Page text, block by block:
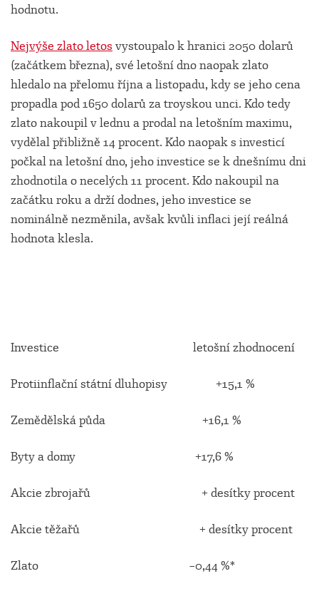
hodnotu.
Nejvýše zlato letos vystoupalo k hranici 2050 dolarů
(začátkem března), své letošní dno naopak zlato
hledalo na přelomu října a listopadu, kdy se jeho cena
propadla pod 1650 dolarů za troyskou unci. Kdo tedy
zlato nakoupil v lednu a prodal na letošním maximu,
vydělal přibližně 14 procent. Kdo naopak s investicí
počkal na letošní dno, jeho investice se k dnešnímu dni
zhodnotila o necelých 11 procent. Kdo nakoupil na
začátku roku a drží dodnes, jeho investice se
nominálně nezměnila, avšak kvůli inflaci její reálná
hodnota klesla.
Investice letošní zhodnocení
Protiinflační státní dluhopisy +15,1 %
Zemědělská půda +16,1 %
Byty a domy +17,6 %
Akcie zbrojařů + desítky procent
Akcie těžařů + desítky procent
Zlato –0,44 %*